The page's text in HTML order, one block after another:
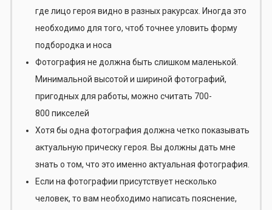
где лицо героя видно в разных ракурсах. Иногда это
необходимо для того, чтоб точнее уловить форму
подбородка и носа
Фотография не должна быть слишком маленькой.
Минимальной высотой и шириной фотографий,
пригодных для работы, можно считать 700-
800 пикселей
Хотя бы одна фотография должна четко показывать
актуальную прическу героя. Вы должны дать мне
знать о том, что это именно актуальная фотография.
Если на фотографии присутствует несколько
человек, то вам необходимо написать пояснение,